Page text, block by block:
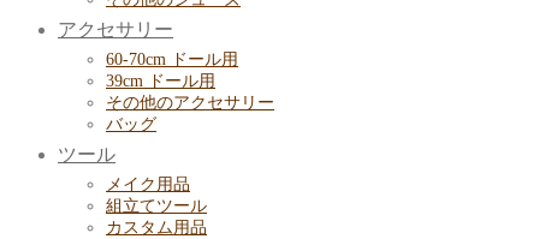
アクセサリー
60-70cm ドール用
39cm ドール用
その他のアクセサリー
バッグ
ツール
メイク用品
組立てツール
カスタム用品